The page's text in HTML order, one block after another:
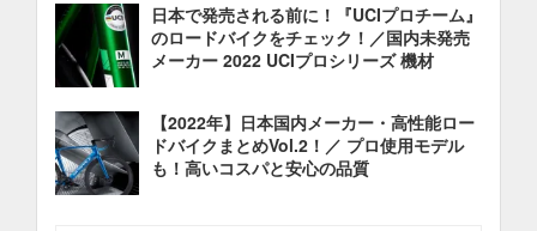
日本で発売される前に！『UCIプロチーム』
のロードバイクをチェック！／国内未発売
メーカー 2022 UCIプロシリーズ 機材
【2022年】日本国内メーカー・高性能ロー
ドバイクまとめVol.2！／ プロ使用モデル
も！高いコスパと安心の品質